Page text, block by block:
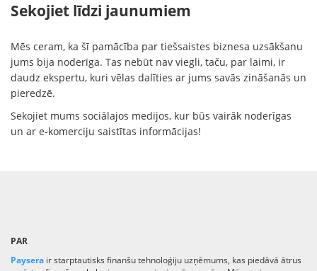
Sekojiet līdzi jaunumiem
Mēs ceram, ka šī pamācība par tiešsaistes biznesa uzsākšanu
jums bija noderīga. Tas nebūt nav viegli, taču, par laimi, ir
daudz ekspertu, kuri vēlas dalīties ar jums savās zināšanās un
pieredzē.
Sekojiet mums sociālajos medijos, kur būs vairāk noderīgas
un ar e-komerciju saistītas informācijas!
PAR
Paysera ir starptautisks finanšu tehnoloģiju uzņēmums, kas piedāvā ātrus